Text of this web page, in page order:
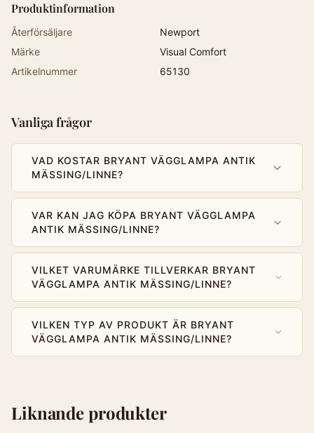
Produktinformation
Återförsäljare
Newport
Märke
Visual Comfort
Artikelnummer
65130
Vanliga frågor
VAD KOSTAR BRYANT VÄGGLAMPA ANTIK
MÄSSING/LINNE?
VAR KAN JAG KÖPA BRYANT VÄGGLAMPA
ANTIK MÄSSING/LINNE?
VILKET VARUMÄRKE TILLVERKAR BRYANT
VÄGGLAMPA ANTIK MÄSSING/LINNE?
VILKEN TYP AV PRODUKT ÄR BRYANT
VÄGGLAMPA ANTIK MÄSSING/LINNE?
Liknande produkter